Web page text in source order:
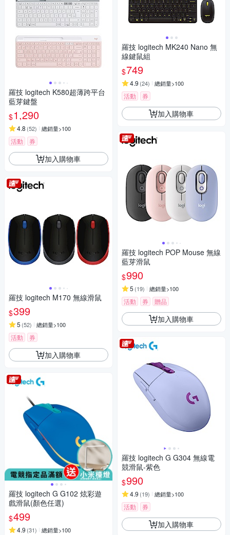
羅技 logitech K580超薄跨平台
藍芽鍵盤
$1,290
4.8 (52) 總銷量>100
活動 券
加入購物車
羅技 logitech M170 無線滑鼠
$399
5 (52) 總銷量>100
活動 券
加入購物車
羅技 logitech G G102 炫彩遊
戲滑鼠(顏色任選)
$499
4.9 (31) 總銷量>100
羅技 logitech MK240 Nano 無
線鍵鼠組
$749
4.9 (24) 總銷量>100
活動 券
加入購物車
羅技 logitech POP Mouse 無線
藍芽滑鼠
$990
5 (19) 總銷量>100
活動 券 贈品
加入購物車
羅技 logitech G G304 無線電
競滑鼠-紫色
$990
4.9 (19) 總銷量>100
活動 券
加入購物車